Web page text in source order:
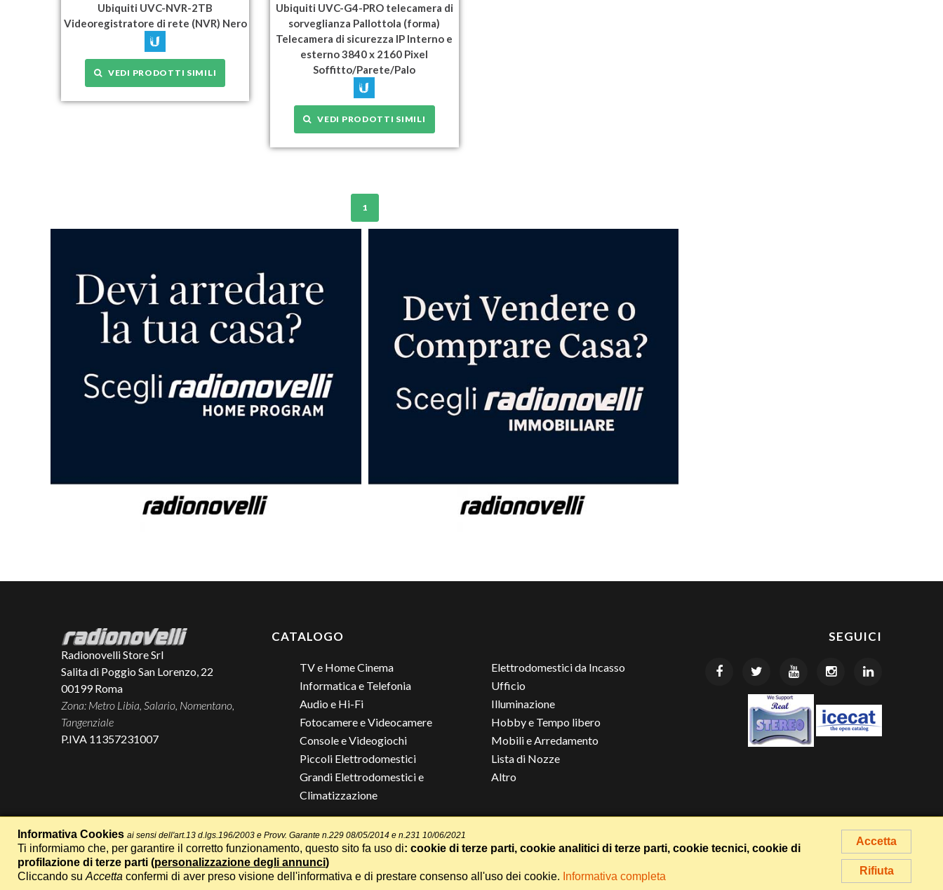
Ubiquiti UVC-NVR-2TB
Videoregistratore di rete (NVR) Nero
VEDI PRODOTTI SIMILI
Ubiquiti UVC-G4-PRO telecamera di
sorveglianza Pallottola (forma)
Telecamera di sicurezza IP Interno e
esterno 3840 x 2160 Pixel
Soffitto/Parete/Palo
VEDI PRODOTTI SIMILI
1
SEGUICI
Radionovelli Store Srl
Salita di Poggio San Lorenzo, 22
00199 Roma
Zona: Metro Libia, Salario, Nomentano,
Tangenziale
P.IVA 11357231007
CATALOGO
TV e Home Cinema
Informatica e Telefonia
Audio e Hi-Fi
Fotocamere e Videocamere
Console e Videogiochi
Piccoli Elettrodomestici
Grandi Elettrodomestici e
Climatizzazione
Elettrodomestici da Incasso
Ufficio
Illuminazione
Hobby e Tempo libero
Mobili e Arredamento
Lista di Nozze
Altro
Termini e Condizioni-Privacy Cookie
Realizzazione siti web Itala
Accetta
Rifiuta
Informativa Cookies ai sensi dell'art.13 d.lgs.196/2003 e Provv. Garante n.229 08/05/2014 e n.231 10/06/2021
Ti informiamo che, per garantire il corretto funzionamento, questo sito fa uso di: cookie di terze parti, cookie analitici di terze parti, cookie tecnici, cookie di
profilazione di terze parti (personalizzazione degli annunci)
Cliccando su Accetta confermi di aver preso visione dell'informativa e di prestare consenso all'uso dei cookie. Informativa completa